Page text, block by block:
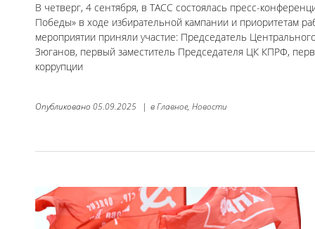
В четверг, 4 сентября, в ТАСС состоялась пресс-
Победы» в ходе избирательной кампании и приоритетам
мероприятии приняли участие: Председатель
Зюганов, первый заместитель Председателя ЦК КПРФ,
коррупции
Опубликовано 05.09.2025 | вГлавное, Новости